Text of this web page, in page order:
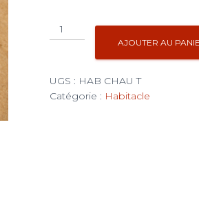
quantité
de
Y
de
AJOUTER AU
UGS : HAB CHAU T
Catégorie : Habitacle